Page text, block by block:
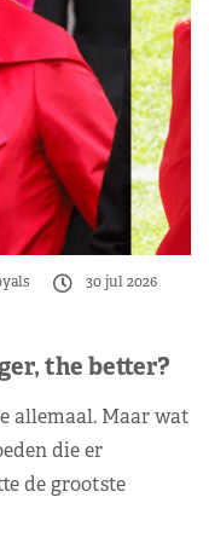
30 jul 2026
the better?
allemaal. Maar wat
die er
de grootste